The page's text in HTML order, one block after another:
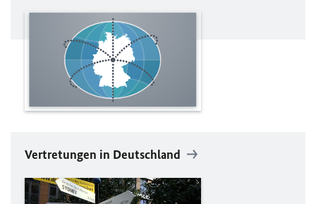
Vertretungen in Deutschland